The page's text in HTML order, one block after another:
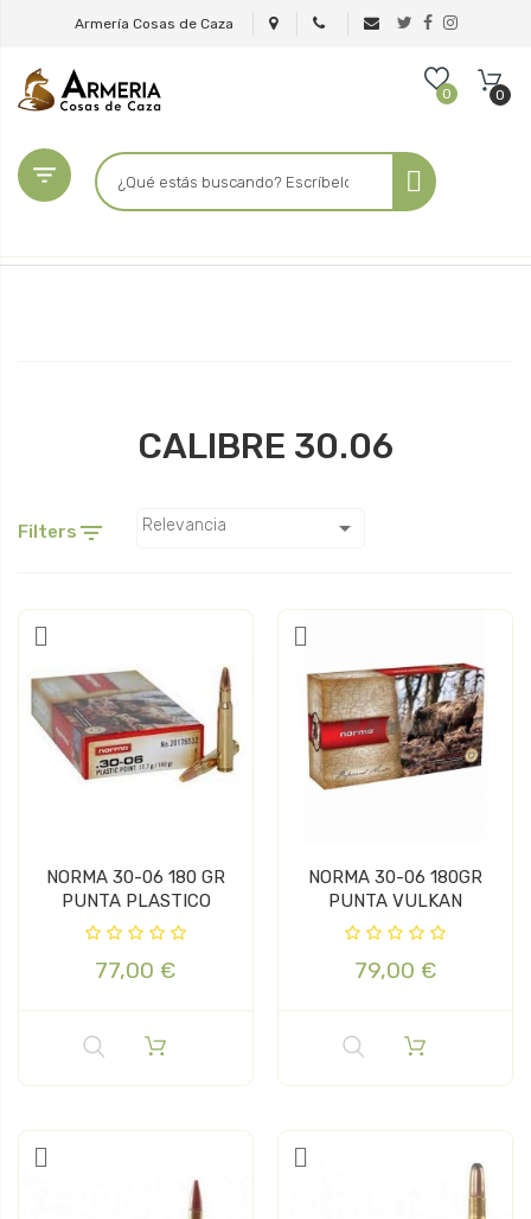
Armería Cosas de Caza
0 0

CALIBRE 30.06
Filters  Relevancia 
NORMA 30-06 180 GR
PUNTA PLASTICO
77,00 €
NORMA 30-06 180GR
PUNTA VULKAN
79,00 €